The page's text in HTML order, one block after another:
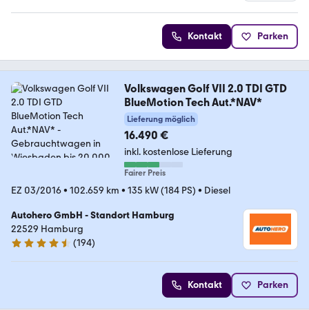
Kontakt Parken
Volkswagen Golf VII 2.0 TDI GTD
BlueMotion Tech Aut.*NAV*
Lieferung möglich
16.490 €
inkl. kostenlose Lieferung
Fairer Preis
EZ 03/2016• 102.659 km • 135 kW (184 PS) • Diesel
Autohero GmbH - Standort Hamburg
22529 Hamburg
4.6 Sterne
(194)
Kontakt Parken